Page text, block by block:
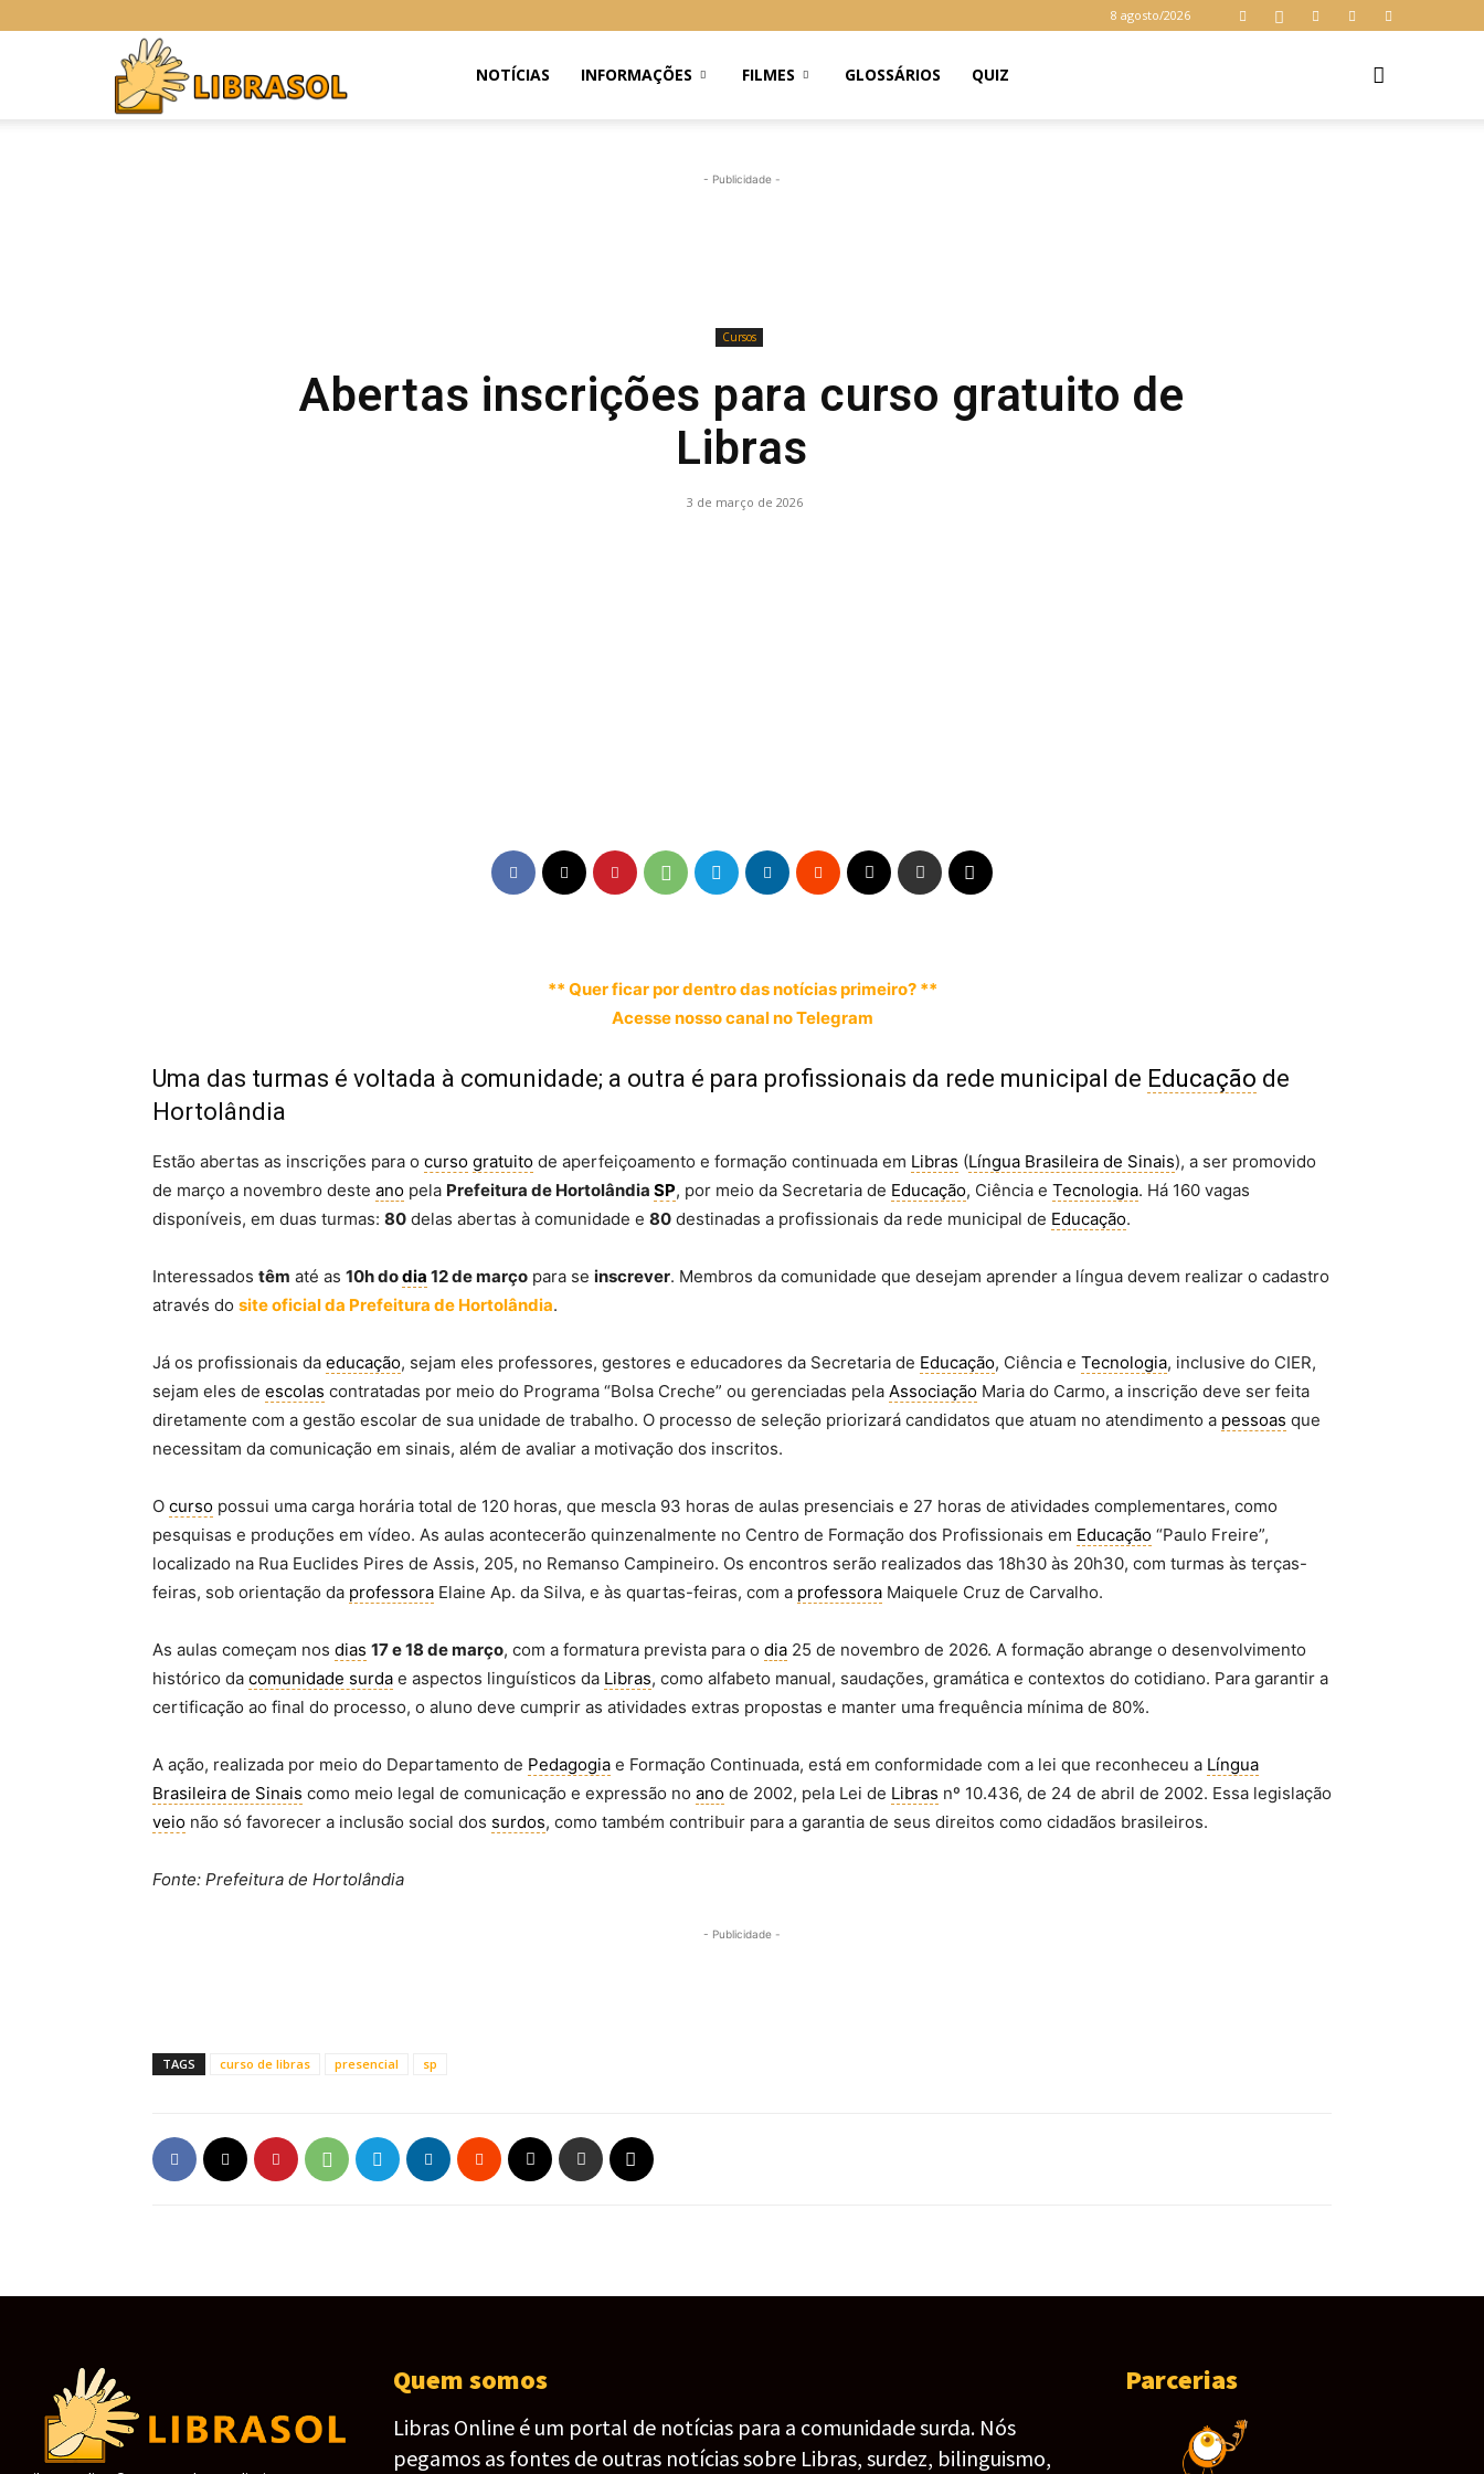
8 agosto/2026
NOTÍCIAS INFORMAÇÕES FILMES GLOSSÁRIOS QUIZ
- Publicidade -
Cursos
Abertas inscrições para curso gratuito de
Libras
3 de março de 2026
** Quer ficar por dentro das notícias primeiro? **
Acesse nosso canal no Telegram
Uma das turmas é voltada à comunidade; a outra é para profissionais da rede municipal de Educação de
Hortolândia
Estão abertas as inscrições para o curso gratuito de aperfeiçoamento e formação continuada em Libras (Língua Brasileira de Sinais), a ser promovido
de março a novembro deste ano pela Prefeitura de Hortolândia SP, por meio da Secretaria de Educação, Ciência e Tecnologia. Há 160 vagas
disponíveis, em duas turmas: 80 delas abertas à comunidade e 80 destinadas a profissionais da rede municipal de Educação.
Interessados têm até as 10h dodia 12 de março para se inscrever. Membros da comunidade que desejam aprender a língua devem realizar o cadastro
através do site oficial da Prefeitura de Hortolândia.
Já os profissionais da educação, sejam eles professores, gestores e educadores da Secretaria de Educação, Ciência e Tecnologia, inclusive do CIER,
sejam eles de escolas contratadas por meio do Programa “Bolsa Creche” ou gerenciadas pela Associação Maria do Carmo, a inscrição deve ser feita
diretamente com a gestão escolar de sua unidade de trabalho. O processo de seleção priorizará candidatos que atuam no atendimento a pessoas que
necessitam da comunicação em sinais, além de avaliar a motivação dos inscritos.
O curso possui uma carga horária total de 120 horas, que mescla 93 horas de aulas presenciais e 27 horas de atividades complementares, como
pesquisas e produções em vídeo. As aulas acontecerão quinzenalmente no Centro de Formação dos Profissionais em Educação “Paulo Freire”,
localizado na Rua Euclides Pires de Assis, 205, no Remanso Campineiro. Os encontros serão realizados das 18h30 às 20h30, com turmas às terças-
feiras, sob orientação da professora Elaine Ap. da Silva, e às quartas-feiras, com a professora Maiquele Cruz de Carvalho.
As aulas começam nos dias 17 e 18 de março, com a formatura prevista para o dia 25 de novembro de 2026. A formação abrange o desenvolvimento
histórico da comunidade surda e aspectos linguísticos da Libras, como alfabeto manual, saudações, gramática e contextos do cotidiano. Para garantir a
certificação ao final do processo, o aluno deve cumprir as atividades extras propostas e manter uma frequência mínima de 80%.
A ação, realizada por meio do Departamento de Pedagogia e Formação Continuada, está em conformidade com a lei que reconheceu a Língua
Brasileira de Sinais como meio legal de comunicação e expressão no ano de 2002, pela Lei de Libras nº 10.436, de 24 de abril de 2002. Essa legislação
veio não só favorecer a inclusão social dos surdos, como também contribuir para a garantia de seus direitos como cidadãos brasileiros.
Fonte: Prefeitura de Hortolândia
- Publicidade -
TAGS curso de libras presencial sp
Quem somos
Libras Online é um portal de notícias para a comunidade surda. Nós
pegamos as fontes de outras notícias sobre Libras, surdez, bilinguismo,
Parcerias